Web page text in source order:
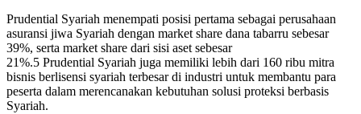
Prudential Syariah menempati posisi pertama sebagai perusahaan
asuransi jiwa Syariah dengan market share dana tabarru sebesar
39%, serta market share dari sisi aset sebesar
21%.5 Prudential Syariah juga memiliki lebih dari 160 ribu mitra
bisnis berlisensi syariah terbesar di industri untuk membantu para
peserta dalam merencanakan kebutuhan solusi proteksi berbasis
Syariah.